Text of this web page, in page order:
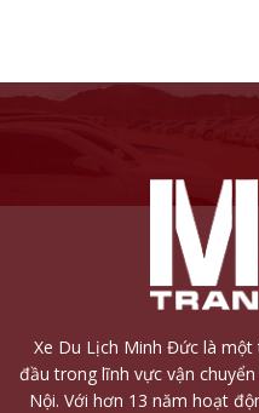
Xe Du Lịch Minh Đức là
đầu trong lĩnh vực vận
Nội. Với hơn 13 năm hoạt